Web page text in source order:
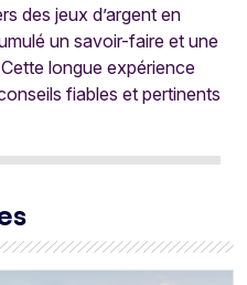
des jeux d’argent en
un savoir-faire et une
longue expérience
fiables et pertinents